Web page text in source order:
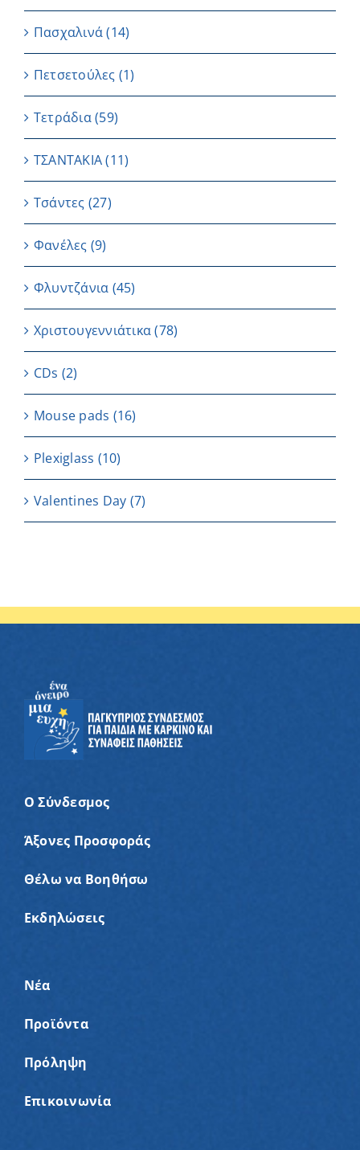
Πασχαλινά (14)
Πετσετούλες (1)
Τετράδια(59)
ΤΣΑΝΤΑΚΙΑ (11)
Τσάντες (27)
Φανέλες (9)
Φλυντζάνια (45)
Χριστουγεννιάτικα(78)
CDs (2)
Μouse pads (16)
Plexiglass (10)
Valentines Day (7)
Ο Σύνδεσμος
Άξονες Προσφοράς
Θέλω να Βοηθήσω
Εκδηλώσεις
Νέα
Προϊόντα
Πρόληψη
Επικοινωνία